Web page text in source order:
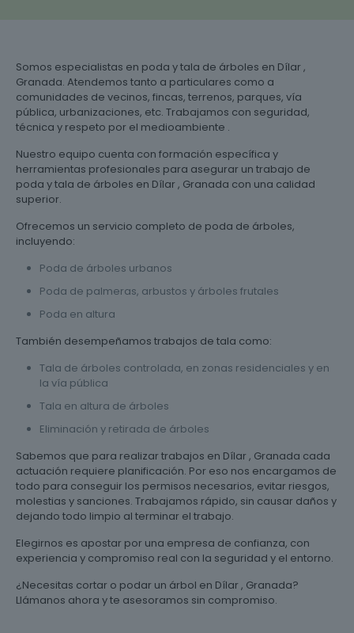
Somos especialistas en poda y tala de árboles en Dílar ,
Granada. Atendemos tanto a particulares como a
comunidades de vecinos, fincas, terrenos, parques, vía
pública, urbanizaciones, etc. Trabajamos con seguridad,
técnica y respeto por el medioambiente .
Nuestro equipo cuenta con formación específica y
herramientas profesionales para asegurar un trabajo de
poda y tala de árboles en Dílar , Granada con una calidad
superior.
Ofrecemos un servicio completo de poda de árboles,
incluyendo:
Poda de árboles urbanos
Poda de palmeras, arbustos y árboles frutales
Poda en altura
También desempeñamos trabajos de tala como:
Tala de árboles controlada, en zonas residenciales y en
la vía pública
Tala en altura de árboles
Eliminación y retirada de árboles
Sabemos que para realizar trabajos en Dílar , Granada cada
actuación requiere planificación. Por eso nos encargamos de
todo para conseguir los permisos necesarios, evitar riesgos,
molestias y sanciones. Trabajamos rápido, sin causar daños y
dejando todo limpio al terminar el trabajo.
Elegirnos es apostar por una empresa de confianza, con
experiencia y compromiso real con la seguridad y el entorno.
¿Necesitas cortar o podar un árbol en Dílar , Granada?
Llámanos ahora y te asesoramos sin compromiso.